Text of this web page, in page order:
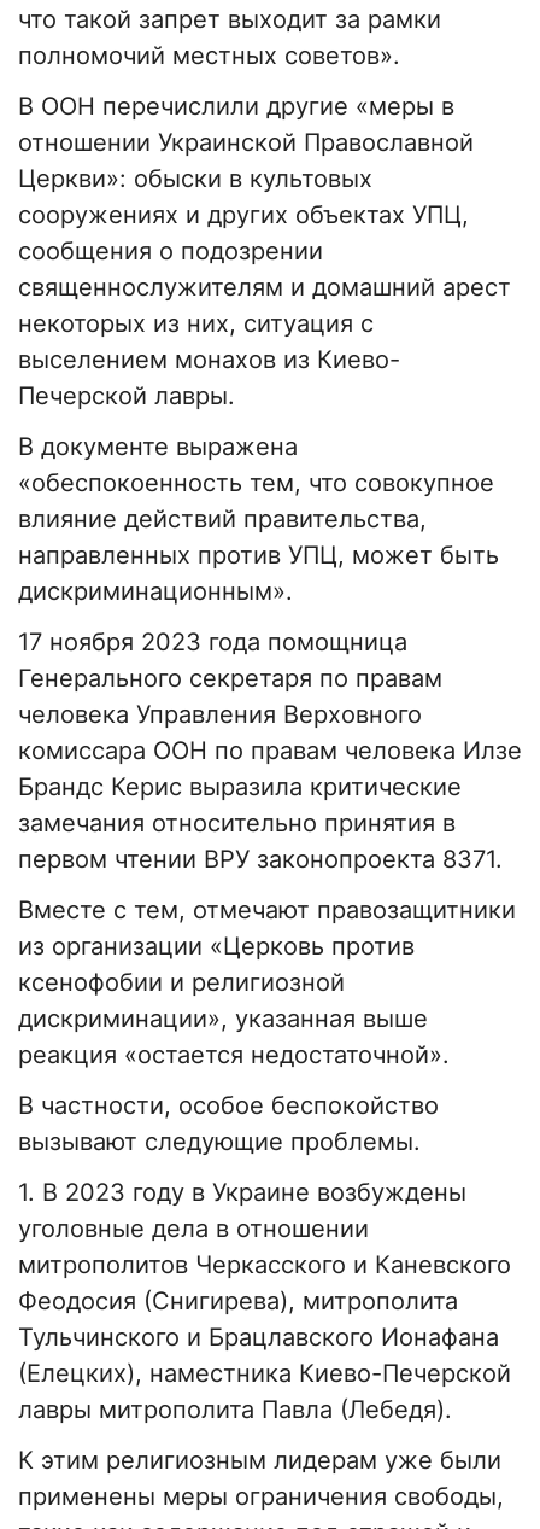
что такой запрет выходит за рамки
полномочий местных советов».
В ООН перечислили другие «меры в
отношении Украинской Православной
Церкви»: обыски в культовых
сооружениях и других объектах УПЦ,
сообщения о подозрении
священнослужителям и домашний арест
некоторых из них, ситуация с
выселением монахов из Киево-
Печерской лавры.
В документе выражена
«обеспокоенность тем, что совокупное
влияние действий правительства,
направленных против УПЦ, может быть
дискриминационным».
17 ноября 2023 года помощница
Генерального секретаря по правам
человека Управления Верховного
комиссара ООН по правам человека Илзе
Брандс Керис выразила критические
замечания относительно принятия в
первом чтении ВРУ законопроекта 8371.
Вместе с тем, отмечают правозащитники
из организации «Церковь против
ксенофобии и религиозной
дискриминации», указанная выше
реакция «остается недостаточной».
В частности, особое беспокойство
вызывают следующие проблемы.
1. В 2023 году в Украине возбуждены
уголовные дела в отношении
митрополитов Черкасского и Каневского
Феодосия (Снигирева), митрополита
Тульчинского и Брацлавского Ионафана
(Елецких), наместника Киево-Печерской
лавры митрополита Павла (Лебедя).
К этим религиозным лидерам уже были
применены меры ограничения свободы,